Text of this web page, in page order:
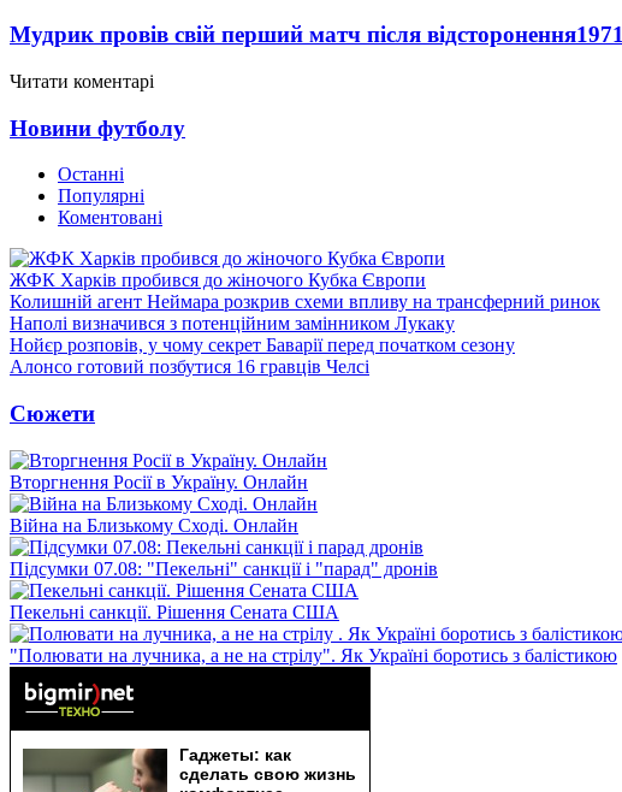
Мудрик провів свій перший матч після відсторонення1971
Читати коментарі
Новини футболу
Останні
Популярні
Коментовані
ЖФК Харків пробився до жіночого Кубка Європи
Колишній агент Неймара розкрив схеми впливу на трансферний ринок
Наполі визначився з потенційним замінником Лукаку
Нойєр розповів, у чому секрет Баварії перед початком сезону
Алонсо готовий позбутися 16 гравців Челсі
Сюжети
Вторгнення Росії в Україну. Онлайн
Війна на Близькому Сході. Онлайн
Підсумки 07.08: "Пекельні" санкції і "парад" дронів
Пекельні санкції. Рішення Сената США
"Полювати на лучника, а не на стрілу". Як Україні боротись з балістикою